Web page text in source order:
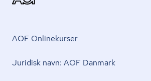
AOF Onlinekurser
Juridisk navn: AOF Danmark